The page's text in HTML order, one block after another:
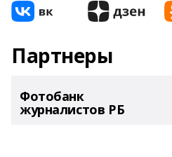
Партнеры
Фотобанк
журналистов РБ